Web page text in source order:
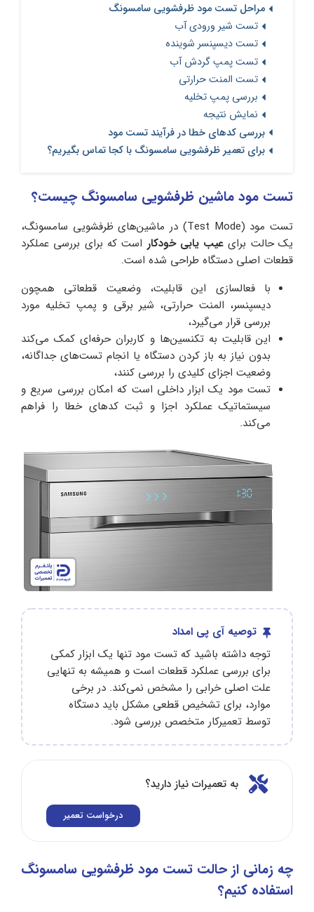
مراحل تست مود ظرفشویی سامسونگ
تست شیر ورودی آب
تست دیسپنسر شوینده
تست پمپ گردش آب
تست المنت حرارتی
بررسی پمپ تخلیه
نمایش نتیجه
بررسی کدهای خطا در فرآیند تست مود
برای تعمیر ظرفشویی سامسونگ با کجا تماس بگیریم؟
تست مود ماشین ظرفشویی سامسونگ چیست؟
تست مود (Test Mode) در ماشین‌های ظرفشویی سامسونگ،
یک حالت برایعیب‌ یابی خودکار است که برای بررسی عملکرد
قطعات اصلی دستگاه طراحی شده است.
با فعالسازی این قابلیت، وضعیت قطعاتی همچون
دیسپنسر، المنت حرارتی، شیر برقی و پمپ تخلیه مورد
بررسی قرار می‌گیرد،
این قابلیت به تکنسین‌ها و کاربران حرفه‌ای کمک می‌کند
بدون نیاز به باز کردن دستگاه یا انجام تست‌های جداگانه،
وضعیت اجزای کلیدی را بررسی کنند،
تست مود یک ابزار داخلی است که امکان بررسی سریع و
سیستماتیک عملکرد اجزا و ثبت کدهای خطا را فراهم
می‌کند.
توصیه آی پی امداد
توجه داشته باشید که تست مود تنها یک ابزار کمکی
برای بررسی عملکرد قطعات است و همیشه به تنهایی
علت اصلی خرابی را مشخص نمی‌کند. در برخی
موارد، برای تشخیص قطعی مشکل باید دستگاه
توسط تعمیرکار متخصص بررسی شود.
به تعمیرات نیاز دارید؟
درخواست تعمیر
چه زمانی از حالت تست مود ظرفشویی سامسونگ
استفاده کنیم؟